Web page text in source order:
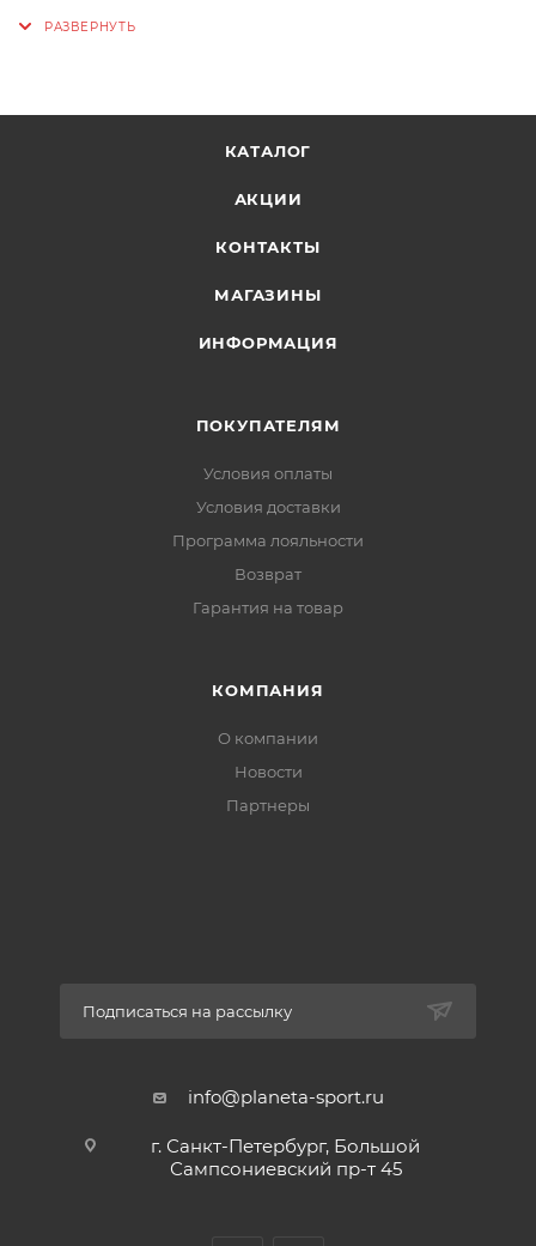
КАТАЛОГ
АКЦИИ
КОНТАКТЫ
МАГАЗИНЫ
ИНФОРМАЦИЯ
ПОКУПАТЕЛЯМ
Условия оплаты
Условия доставки
Программа лояльности
Возврат
Гарантия на товар
КОМПАНИЯ
О компании
Новости
Партнеры
Подписаться на рассылку
info@planeta-sport.ru
г. Санкт-Петербург, Большой
Сампсониевский пр-т 45